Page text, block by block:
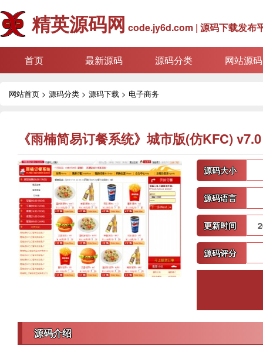
精英源码网 code.jy6d.com | 源码下载发布
首页 最新源码 源码分类 网站源码
网站首页 > 源码分类 > 源码下载 > 电子商务
《雨楠简易订餐系统》城市版(仿KFC) v7.0
源码大小
源码语言
更新时间
源码评分
源码介绍